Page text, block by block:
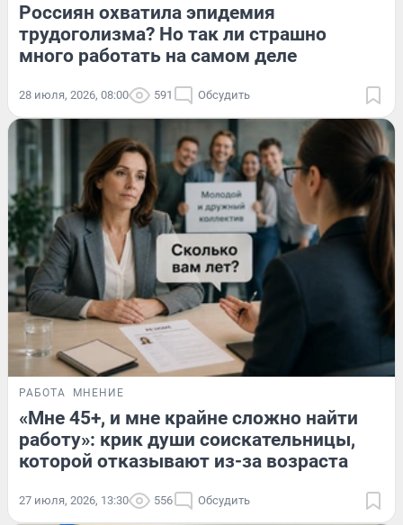
Россиян охватила эпидемия
трудоголизма? Но так ли страшно
много работать на самом деле
28 июля, 2026, 08:00 591 Обсудить
РАБОТА МНЕНИЕ
«Мне 45+, и мне крайне сложно найти
работу»: крик души соискательницы,
которой отказывают из-за возраста
27 июля, 2026, 13:30 556 Обсудить